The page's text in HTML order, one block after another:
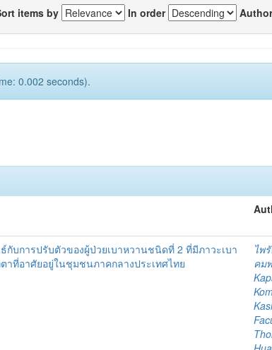
items by In order
0.002 seconds).
บการปรับตัวของผู้ป่วยเบาหวานชนิดที่ 2 ที่มีภาวะเบา
าที่อาศัยอยู่ในชุมชนภาคกลางประเทศไทย
ไพ
คม